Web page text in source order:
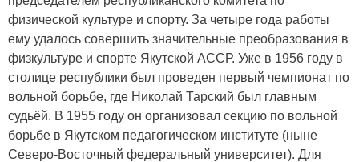
физической культуре и спорту. За четыре года работы
ему удалось совершить значительные преобразования в
физкультуре и спорте Якутской АССР. Уже в 1956 году в
столице республики был проведен первый чемпионат по
вольной борьбе, где Николай Тарский был главным
судьёй. В 1955 году он организовал секцию по вольной
борьбе в Якутском педагогическом институте (ныне
Северо-Восточный федеральный университет). Для